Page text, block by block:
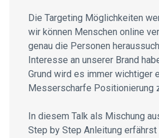
Die Targeting Möglichkeiten
wir können Menschen online
genau die Personen
Interesse an unserer Brand
Grund wird es immer wichtiger
Messerscharfe Positionierung
In diesem Talk als Mischung
Step by Step Anleitung erfährst